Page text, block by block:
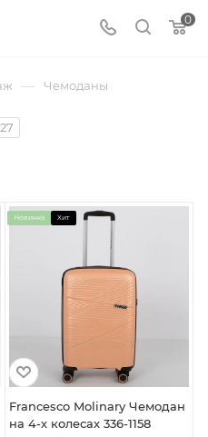
0
— Чемоданы
Новинка Хит
Francesco Molinary Чемодан
на 4-х колесах 336-1158